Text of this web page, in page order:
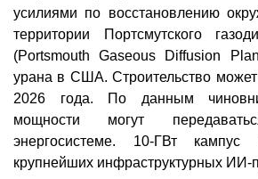
усилиями по восстановлению
территории Портсмутского
(Portsmouth Gaseous Diffusion
урана в США. Строительство может
2026 года. По данным
мощности могут
энергосистеме. 10-ГВт
крупнейших инфраструктурных ИИ-